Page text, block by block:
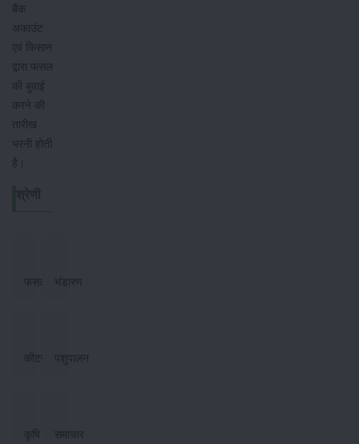
बैंक
अकाउंट
एवं किसान
द्वारा फसल
की बुवाई
करने की
तारीख
भरनी होती
है।
फसल भंडारण
कीटनाशकपशुपालन
कृषि
समाचार